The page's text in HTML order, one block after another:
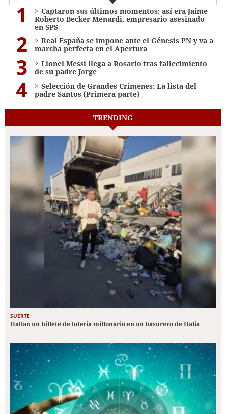
1
Captaron sus últimos momentos: así era Jaime
Roberto Becker Menardi​​​, empresario asesinado
en SPS
2
Real España se impone ante el Génesis PN y va a
marcha perfecta en el Apertura
3
Lionel Messi llega a Rosario tras fallecimiento
de su padre Jorge
4
Selección de Grandes Crímenes: La lista del
padre Santos (Primera parte)
TRENDING
SUERTE
Hallan un billete de lotería millonario en un basurero de Italia